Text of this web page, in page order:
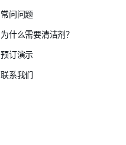
常问问题
为什么需要清洁剂？
预订演示
联系我们